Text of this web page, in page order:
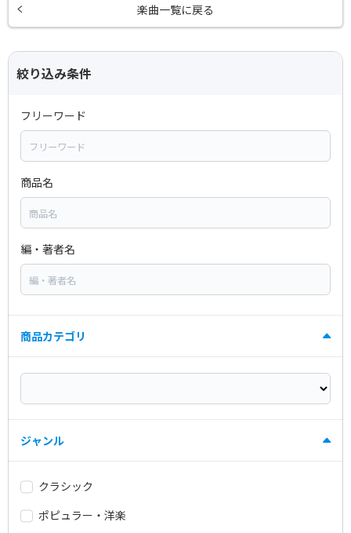
楽曲一覧に戻る
絞り込み条件
フリーワード
商品名
編・著者名
商品カテゴリ
ジャンル
クラシック
ポピュラー・洋楽